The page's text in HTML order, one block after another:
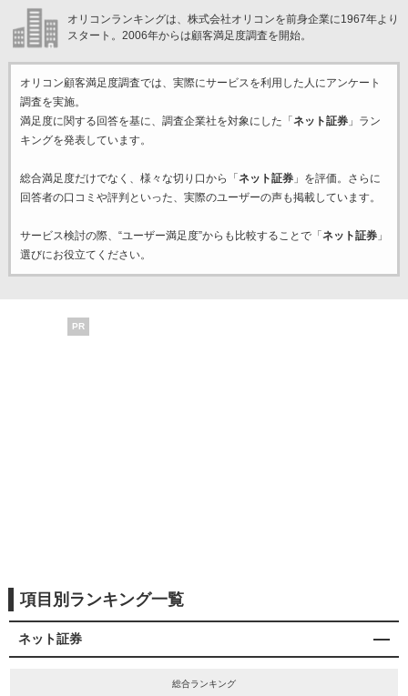
オリコンランキングは、株式会社オリコンを前身企業に1967年より
スタート。2006年からは顧客満足度調査を開始。
オリコン顧客満足度調査では、実際にサービスを利用した 人にアンケート
調査を実施。
満足度に関する回答を基に、調査企業社を対象にした「 ネット証券」ラン
キングを発表しています。
総合満足度だけでなく、様々な切り口から「 ネット証券」を評価。さらに
回答者の口コミや評判といった、実際のユーザーの声も掲載しています。
サービス検討の際、“ユーザー満足度”からも比較することで「 ネット証券」
選びにお役立てください。
PR
項目別ランキング一覧
ネット証券
総合ランキング